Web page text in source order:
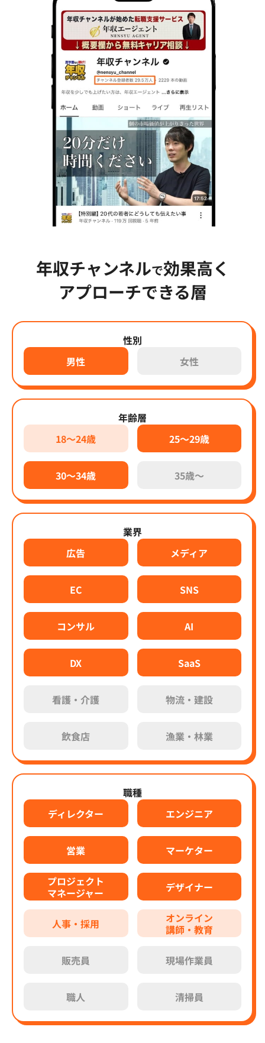
年収チャンネルで効果高く
アプローチできる層
性別
男性
女性
年齢層
18～24歳
25～29歳
30～34歳 35歳～
業界
広告
メディア
EC SNS
コンサル AI
DX SaaS
看護・介護 物流・建設
飲食店 漁業・林業
職種
ディレクター
エンジニア
営業 マーケター
プロジェクト
マネージャー
デザイナー
人事・採用
オンライン
講師・教育
販売員 現場作業員
職人 清掃員